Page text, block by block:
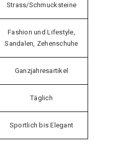
Strass/Schmucksteine
Fashion und Lifestyle,
Sandalen, Zehenschuhe
Ganzjahresartikel
Täglich
Sportlich bis Elegant